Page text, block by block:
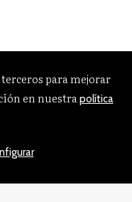
para mejorar
en nuestrapolítica